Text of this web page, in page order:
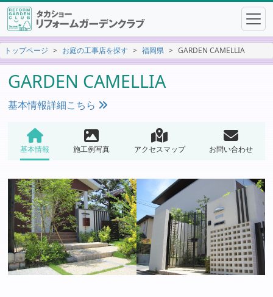
トップページ お庭の工事店を探す 福岡県 GARDEN CAMELLIA
GARDEN CAMELLIA
基本情報詳細こちら
基本情報 施工例写真 アクセスマップ お問い合わせ